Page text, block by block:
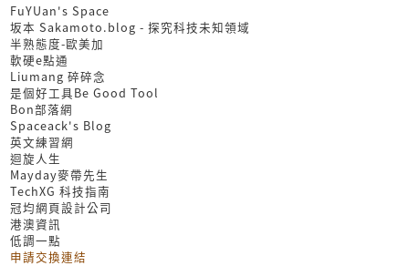
FuYUan's Space
坂本 Sakamoto.blog - 探究科技未知領域
半熟態度-歐美加
軟硬e點通
Liumang 碎碎念
是個好工具Be Good Tool
Bon部落網
Spaceack's Blog
英文練習網
迴旋人生
Mayday麥帶先生
TechXG 科技指南
冠均網頁設計公司
港澳資訊
低調一點
申請交換連結